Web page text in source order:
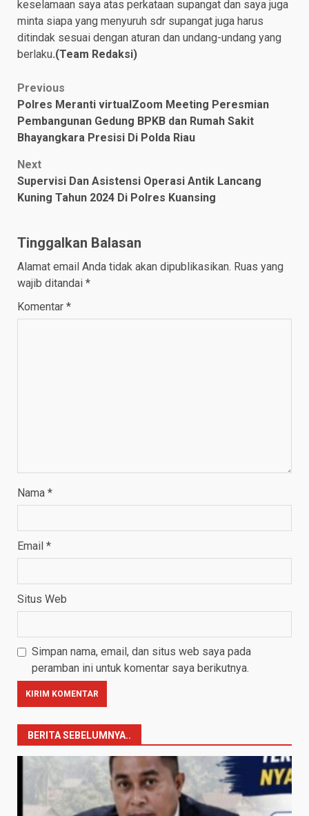
keselamaan saya atas perkataan supangat dan saya juga
minta siapa yang menyuruh sdr supangat juga harus
ditindak sesuai dengan aturan dan undang-undang yang
berlaku.(Team Redaksi)
Post
navigation
Previous
Polres Meranti virtualZoom Meeting Peresmian
Pembangunan Gedung BPKB dan Rumah Sakit
Bhayangkara Presisi Di Polda Riau
Next
Supervisi Dan Asistensi Operasi Antik Lancang
Kuning Tahun 2024 Di Polres Kuansing
Tinggalkan Balasan
Alamat email Anda tidak akan dipublikasikan. Ruas yang
wajib ditandai *
Komentar *
Nama *
Email *
Situs Web
Simpan nama, email, dan situs web saya pada
peramban ini untuk komentar saya berikutnya.
BERITA SEBELUMNYA..